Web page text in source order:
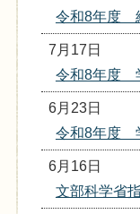
令和8年度
7月17日
令和8年度
6月23日
令和8年度
6月16日
文部科学省